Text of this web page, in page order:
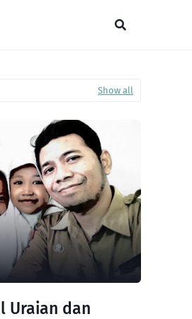
Show all
Uraian dan